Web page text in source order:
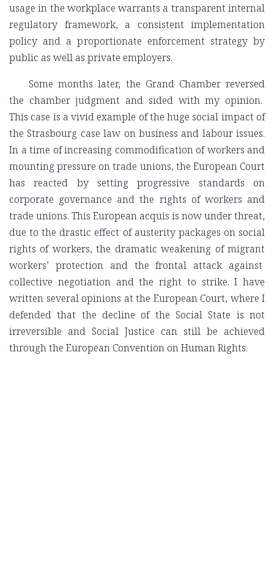
usage in the workplace warrants a transparent internal
regulatory framework, a consistent implementation
policy and a proportionate enforcement strategy by
public as well as private employers.
Some months later, the Grand Chamber reversed
the chamber judgment and sided with my opinion.
This case is a vivid example of the huge social impact of
the Strasbourg case law on business and labour issues.
In a time of increasing commodification of workers and
mounting pressure on trade unions, the European Court
has reacted by setting progressive standards on
corporate governance and the rights of workers and
trade unions. This European acquis is now under threat,
due to the drastic effect of austerity packages on social
rights of workers, the dramatic weakening of migrant
workers’ protection and the frontal attack against
collective negotiation and the right to strike. I have
written several opinions at the European Court, where I
defended that the decline of the Social State is not
irreversible and Social Justice can still be achieved
through the European Convention on Human Rights.